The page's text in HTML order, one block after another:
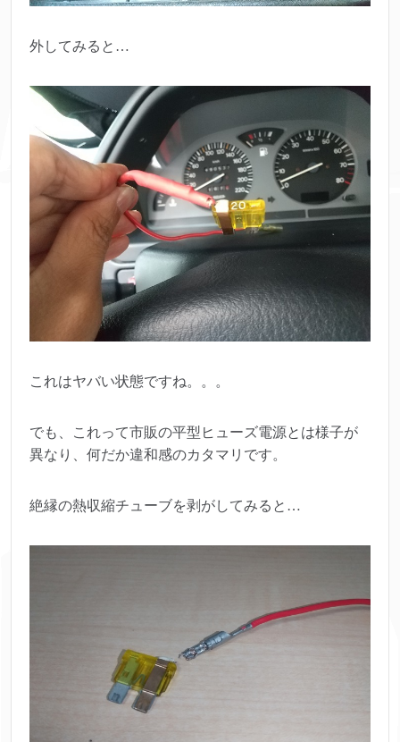
外してみると…
これはヤバい状態ですね。。。
でも、これって市販の平型ヒューズ電源とは様子が
異なり、何だか違和感のカタマリです。
絶縁の熱収縮チューブを剥がしてみると…